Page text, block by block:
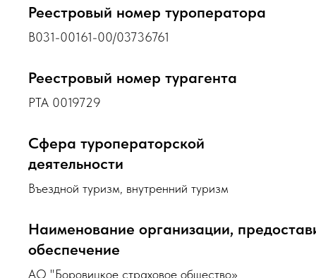
Реестровый номер туроператора
В031-00161-00/03736761
Реестровый номер турагента
РТА 0019729
Сфера туроператорской
деятельности
Въездной туризм, внутренний туризм
Наименование организации,
обеспечение
АО "Боровицкое страховое общество»